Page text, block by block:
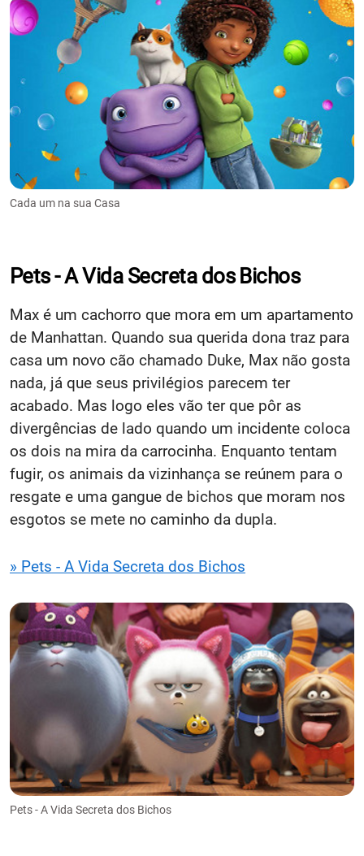
Cada um na sua Casa
Pets - A Vida Secreta dos Bichos
Max é um cachorro que mora em um apartamento
de Manhattan. Quando sua querida dona traz para
casa um novo cão chamado Duke, Max não gosta
nada, já que seus privilégios parecem ter
acabado. Mas logo eles vão ter que pôr as
divergências de lado quando um incidente coloca
os dois na mira da carrocinha. Enquanto tentam
fugir, os animais da vizinhança se reúnem para o
resgate e uma gangue de bichos que moram nos
esgotos se mete no caminho da dupla.
» Pets - A Vida Secreta dos Bichos
Pets - A Vida Secreta dos Bichos